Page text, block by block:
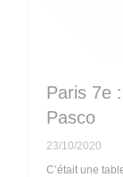
Paris 7e
Pasco
23/10/2020
C’était une